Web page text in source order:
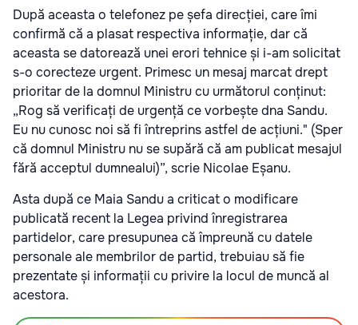
După aceasta o telefonez pe șefa direcției, care îmi
confirmă că a plasat respectiva informație, dar că
aceasta se datorează unei erori tehnice și i-am solicitat
s-o corecteze urgent. Primesc un mesaj marcat drept
prioritar de la domnul Ministru cu următorul conținut:
„Rog să verificați de urgență ce vorbește dna Sandu.
Eu nu cunosc noi să fi întreprins astfel de acțiuni." (Sper
că domnul Ministru nu se supără că am publicat mesajul
fără acceptul dumnealui)”, scrie Nicolae Eșanu.
Asta după ce Maia Sandu a criticat o modificare
publicată recent la Legea privind înregistrarea
partidelor, care presupunea că împreună cu datele
personale ale membrilor de partid, trebuiau să fie
prezentate și informații cu privire la locul de muncă al
acestora.